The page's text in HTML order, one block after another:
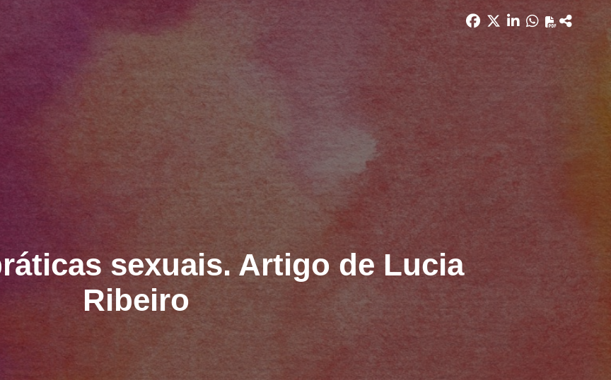
sexuais. Artigo de Lucia
Ribeiro